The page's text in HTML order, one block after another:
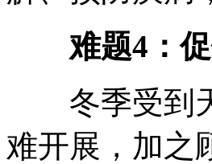
难题4：
冬季受到天
难开展，加之